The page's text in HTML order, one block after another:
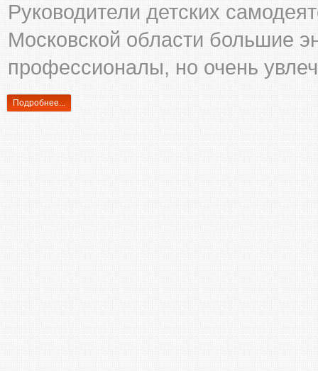
Руководители детских
Московской области большие
профессионалы, но очень
Подробнее...